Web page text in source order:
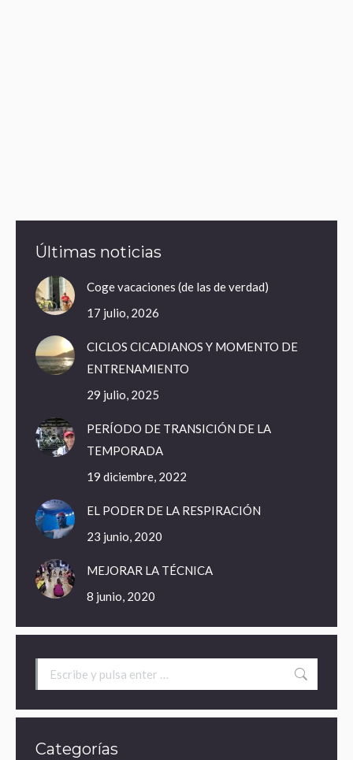
Últimas noticias
Coge vacaciones (de las de verdad)
17 julio, 2026
CICLOS CICADIANOS Y MOMENTO DE
ENTRENAMIENTO
29 julio, 2025
PERÍODO DE TRANSICIÓN DE LA
TEMPORADA
19 diciembre, 2022
EL PODER DE LA RESPIRACIÓN
23 junio, 2020
MEJORAR LA TÉCNICA
8 junio, 2020
Buscar:
Categorías